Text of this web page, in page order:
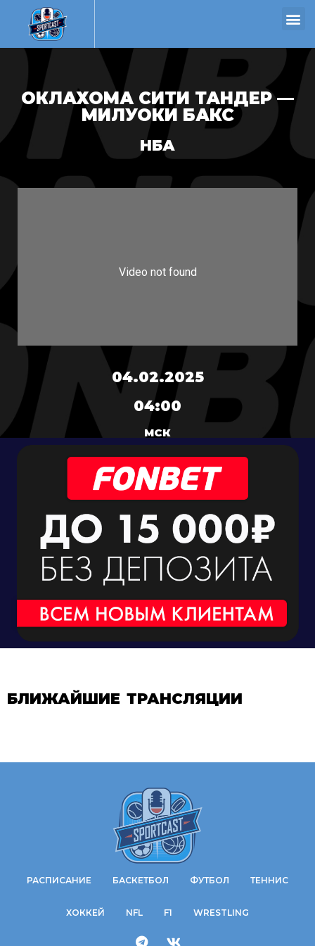
ОКЛАХОМА СИТИ ТАНДЕР —
МИЛУОКИ БАКС
НБА
04.02.2025
04:00
МСК
БЛИЖАЙШИЕ ТРАНСЛЯЦИИ
РАСПИСАНИЕ БАСКЕТБОЛ ФУТБОЛ ТЕННИС
ХОККЕЙ NFL F1 WRESTLING